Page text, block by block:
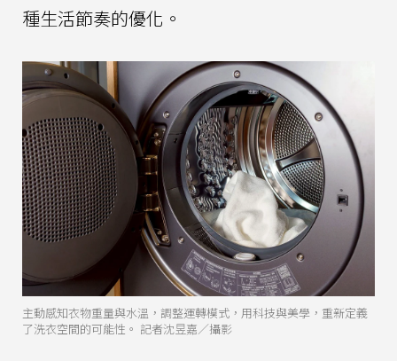
種生活節奏的優化。
主動感知衣物重量與水溫，調整運轉模式，用科技與美學，重新定義
了洗衣空間的可能性。 記者沈昱嘉／攝影